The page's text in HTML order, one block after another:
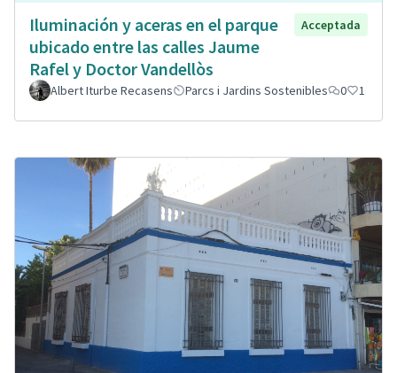
Iluminación y aceras en el parque
ubicado entre las calles Jaume
Rafel y Doctor Vandellòs
Acceptada
Albert Iturbe Recasens Parcs i Jardins Sostenibles 0 1